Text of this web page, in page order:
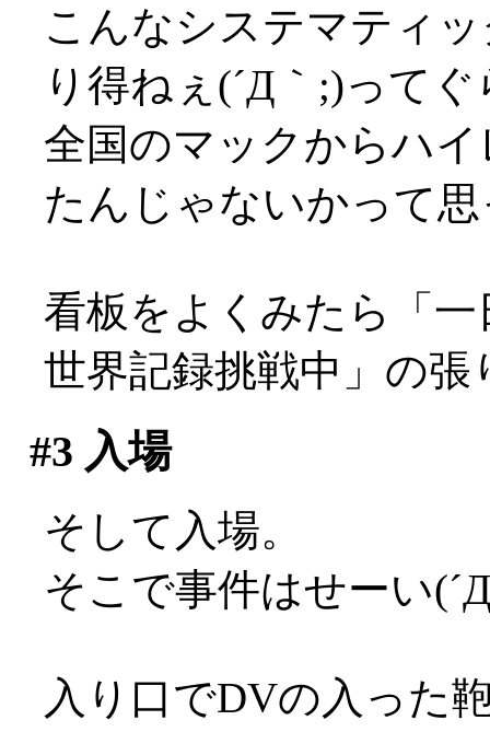
こんなシステマティ
り得ねぇ(´Д｀;)って
全国のマックからハ
たんじゃないかって
看板をよくみたら「
世界記録挑戦中」の
#3 入場
そして入場。
そこで事件はせーい
入り口でDVの入った